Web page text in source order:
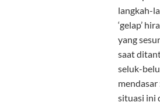
langkah-
‘gelap’
yang
saat
seluk-
situasi ini